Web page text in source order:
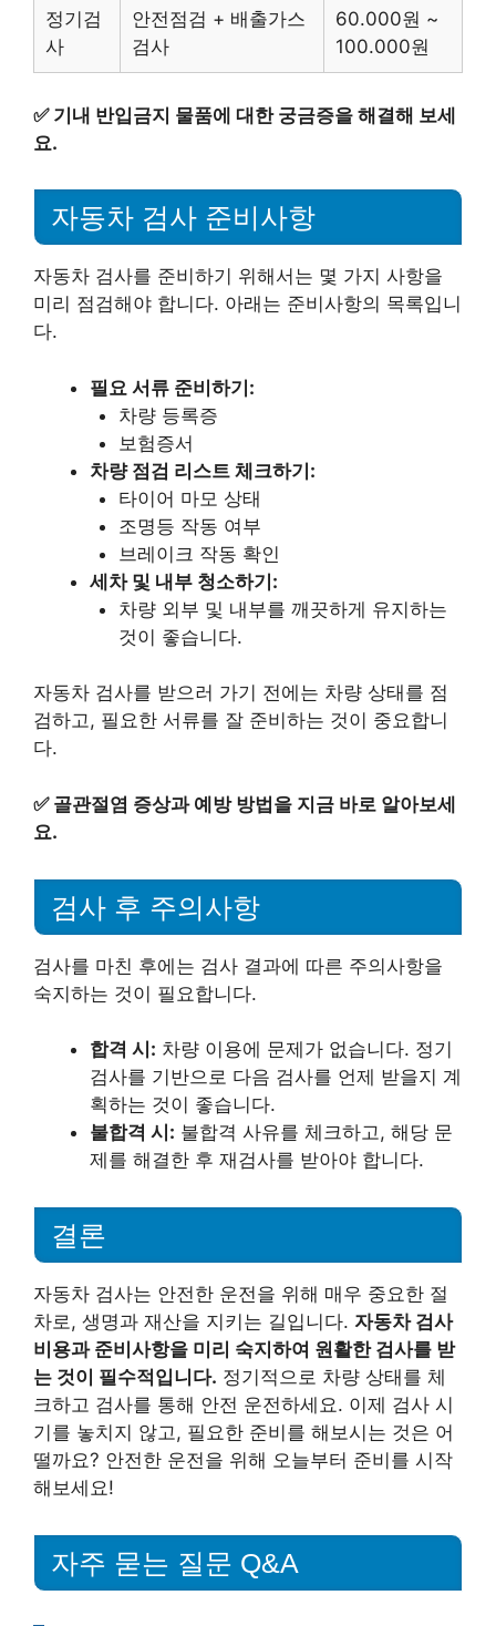
정기검
사
안전점검 + 배출가스
검사
60.000원 ~
100.000원
✅ 기내 반입금지 물품에 대한 궁금증을 해결해 보세
요.
자동차 검사 준비사항
자동차 검사를 준비하기 위해서는 몇 가지 사항을
미리 점검해야 합니다. 아래는 준비사항의 목록입니
다.
필요 서류 준비하기:
차량 등록증
보험증서
차량 점검 리스트 체크하기:
타이어 마모 상태
조명등 작동 여부
브레이크 작동 확인
세차 및 내부 청소하기:
차량 외부 및 내부를 깨끗하게 유지하는
것이 좋습니다.
자동차 검사를 받으러 가기 전에는 차량 상태를 점
검하고, 필요한 서류를 잘 준비하는 것이 중요합니
다.
✅ 골관절염 증상과 예방 방법을 지금 바로 알아보세
요.
검사 후 주의사항
검사를 마친 후에는 검사 결과에 따른 주의사항을
숙지하는 것이 필요합니다.
합격 시: 차량 이용에 문제가 없습니다. 정기
검사를 기반으로 다음 검사를 언제 받을지 계
획하는 것이 좋습니다.
불합격 시: 불합격 사유를 체크하고, 해당 문
제를 해결한 후 재검사를 받아야 합니다.
결론
자동차 검사는 안전한 운전을 위해 매우 중요한 절
차로, 생명과 재산을 지키는 길입니다. 자동차 검사
비용과 준비사항을 미리 숙지하여 원활한 검사를 받
는 것이 필수적입니다. 정기적으로 차량 상태를 체
크하고 검사를 통해 안전 운전하세요. 이제 검사 시
기를 놓치지 않고, 필요한 준비를 해보시는 것은 어
떨까요? 안전한 운전을 위해 오늘부터 준비를 시작
해보세요!
자주 묻는 질문 Q&A